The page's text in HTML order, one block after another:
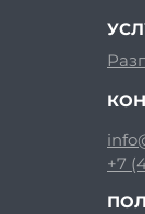
+7